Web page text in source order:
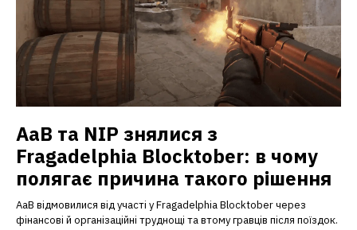
AaB та NIP знялися з
Fragadelphia Blocktober: в чому
полягає причина такого рішення
AaB відмовилися від участі у Fragadelphia Blocktober через
фінансові й організаційні труднощі та втому гравців після поїздок.